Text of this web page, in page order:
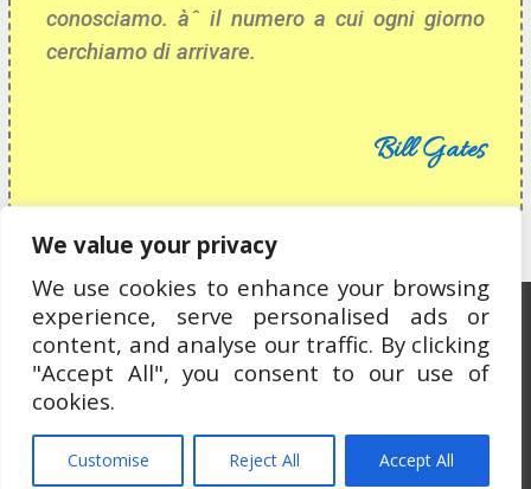
We value your privacy
We use cookies to enhance your browsing
experience, serve personalised ads or
content, and analyse our traffic. By clicking
"Accept All", you consent to our use of
cookies.
Customise Reject All Accept All
conosciamo. àˆ il numero a cui ogni giorno
cerchiamo di arrivare.
Bill Gates
Ospitato da OCEWeb Network